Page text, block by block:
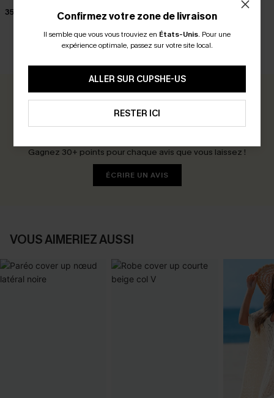
35,00 € 37,00 €
0.0
Gagnez 30+ points pour chaque avis que vous laissez !
ÉCRIRE UN AVIS
VOUS AIMERIEZ AUSSI
Confirmez votre zone de livraison
Il semble que vous vous trouviez en États-Unis. Pour une
expérience optimale, passez sur votre site local.
ALLER SUR CUPSHE-US
RESTER ICI